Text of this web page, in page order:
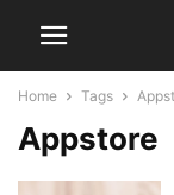
Home Tags
Appstore